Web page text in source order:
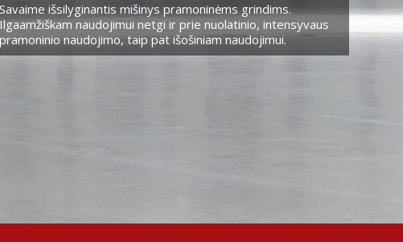
Savaime išsilyginantis mišinys pramoninėms grindims.
Ilgaamžiškam naudojimui netgi ir prie nuolatinio, intensyvaus
pramoninio naudojimo, taip pat išošiniam naudojimui.